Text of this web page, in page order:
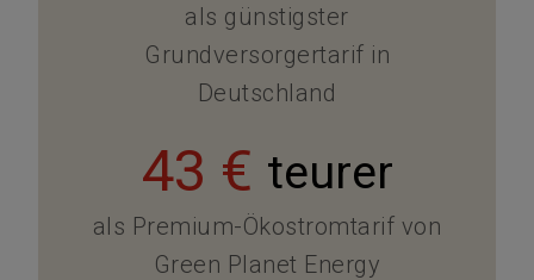
als günstigster
Grundversorgertarif in
Deutschland
43 € teurer
als Premium-Ökostromtarif von
Green Planet Energy